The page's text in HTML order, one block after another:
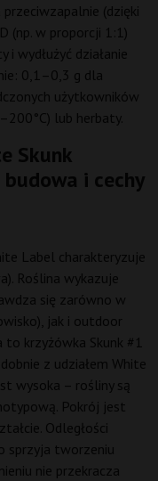
(dzięki
(np. w proporcji 1:1)
wydłużyć działanie
0,1–0,3 g dla
użytkowników
lub herbaty.
Skunk
i cechy
Label charakteryzuje
Roślina wykazuje
się zarówno w
jak i outdoor
to krzyżówka Skunk #1
z udziałem White
wysoka – rośliny są
Pokrój jest
Odległości
sprzyja tworzeniu
nie przekracza